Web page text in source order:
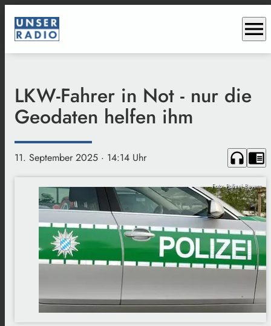
menu
LKW-Fahrer in Not - nur die
Geodaten helfen ihm
11. September 2025 · 14:14 Uhr headphones chrome_reader_mode
Foto: Polizei Bayern